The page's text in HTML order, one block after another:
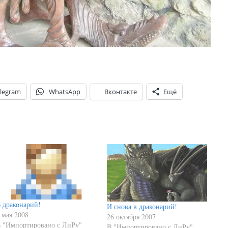
WhatsApp Вконтакте Ещё
2008
"Импортировано с ЛиРу"
И снова в драконарий!
26 октября 2007